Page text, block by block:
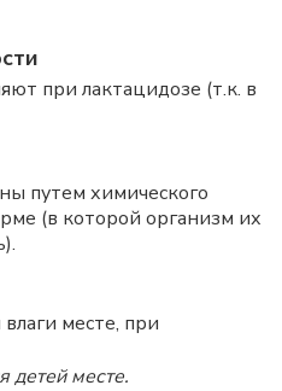
при лактацидозе (т.к. в
путем химического
(в которой организм их
месте, при
детей месте.